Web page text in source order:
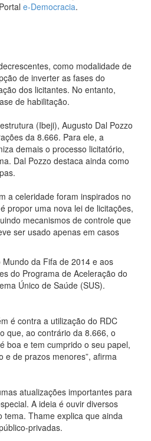
e-Democracia.
como modalidade de
de inverter as fases do
dos licitantes. No entanto,
de habilitação.
(Ibeji), Augusto Dal Pozzo
da 8.666. Para ele, a
demais o processo licitatório,
Dal Pozzo destaca ainda como
a celeridade foram inspirados no
propor uma nova lei de licitações,
mecanismos de controle que
ser usado apenas em casos
da Fifa de 2014 e aos
do Programa de Aceleração do
Único de Saúde (SUS).
é contra a utilização do RDC
que, ao contrário da 8.666, o
boa e tem cumprido o seu papel,
e de prazos menores”, afirma
atualizações importantes para
A ideia é ouvir diversos
tema. Thame explica que ainda
privadas.